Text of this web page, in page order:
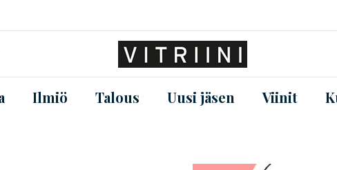
Ilmiö Talous Uusi jäsen Viinit